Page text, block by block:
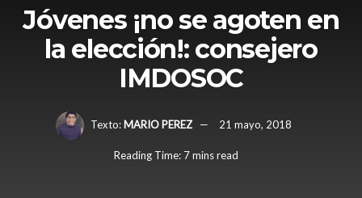
Jóvenes ¡no se agoten en
la elección!: consejero
IMDOSOC
Texto: MARIO PEREZ 21 mayo, 2018
Reading Time: 7 mins read